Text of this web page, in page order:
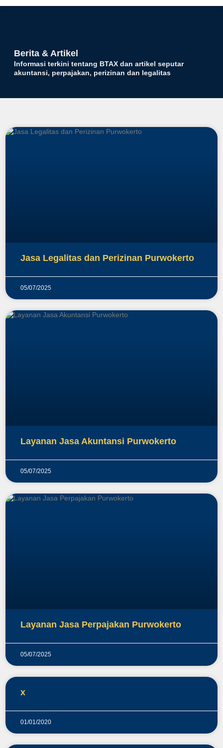
Berita & Artikel
Informasi terkini tentang BTAX dan artikel seputar
akuntansi, perpajakan, perizinan dan legalitas
Jasa Legalitas dan Perizinan Purwokerto
05/07/2025
Layanan Jasa Akuntansi Purwokerto
05/07/2025
Layanan Jasa Perpajakan Purwokerto
05/07/2025
x
01/01/2020